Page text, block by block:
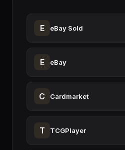
E eBay Sold
E eBay
C Cardmarket
T TCGPlayer